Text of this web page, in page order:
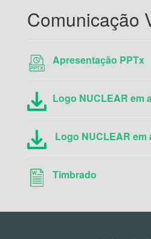
Comunicação
Apresentação PPTx
Logo NUCLEAR em
Logo NUCLEAR em
Timbrado